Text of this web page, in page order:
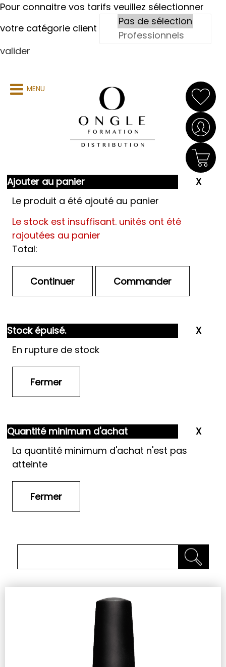
Pour connaitre vos tarifs veuillez sélectionner
votre catégorie client
valider
MENU
Ajouter au panier
Le produit a été ajouté au panier
Le stock est insuffisant. unités ont été
rajoutées au panier
Total:
Stock épuisé.
En rupture de stock
Quantité minimum d'achat
La quantité minimum d'achat n'est pas
atteinte